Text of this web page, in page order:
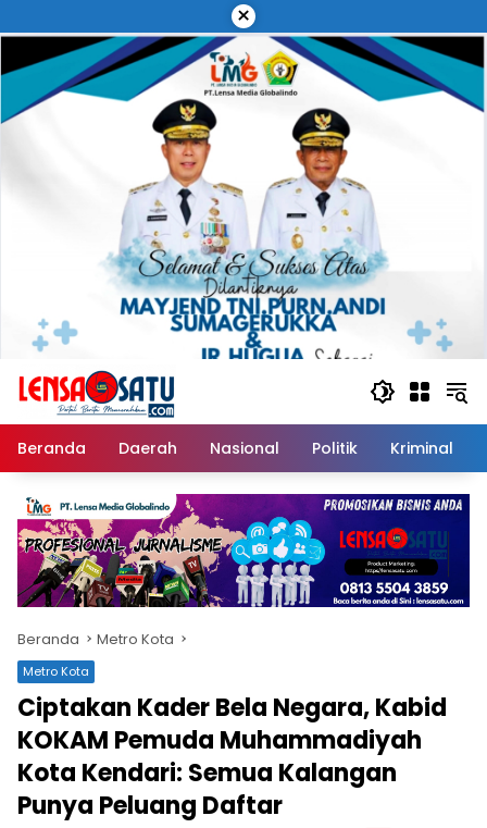
ke
konten
×
Beranda Daerah Nasional Politik Kriminal
Beranda Metro Kota
Metro Kota
Ciptakan Kader Bela Negara, Kabid
KOKAM Pemuda Muhammadiyah
Kota Kendari: Semua Kalangan
Punya Peluang Daftar